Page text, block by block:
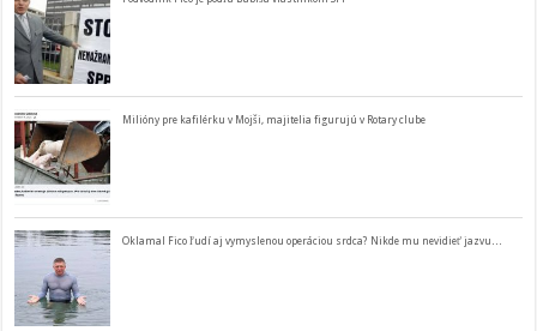
Milióny pre kafilérku v Mojši, majitelia figurujú v Rotary clube
Oklamal Fico ľudí aj vymyslenou operáciou srdca? Nikde mu nevidieť jazvu…